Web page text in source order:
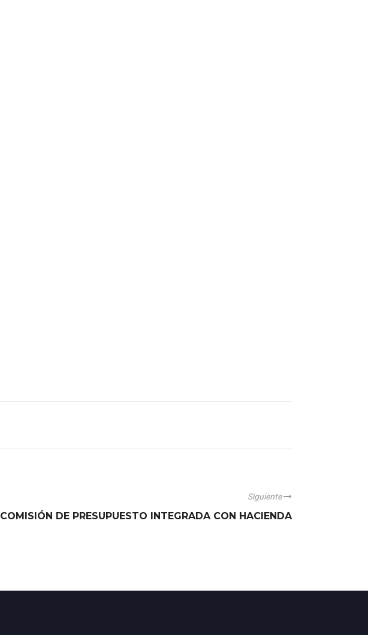
Siguiente
COMISIÓN DE PRESUPUESTO INTEGRADA CON HACIENDA